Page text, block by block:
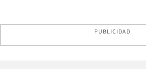
PUBLICIDAD